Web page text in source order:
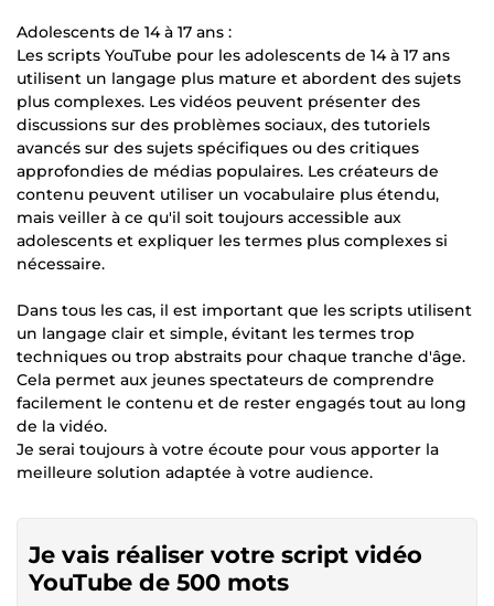
Adolescents de 14 à 17 ans :
Les scripts YouTube pour les adolescents de 14 à 17 ans
utilisent un langage plus mature et abordent des sujets
plus complexes. Les vidéos peuvent présenter des
discussions sur des problèmes sociaux, des tutoriels
avancés sur des sujets spécifiques ou des critiques
approfondies de médias populaires. Les créateurs de
contenu peuvent utiliser un vocabulaire plus étendu,
mais veiller à ce qu'il soit toujours accessible aux
adolescents et expliquer les termes plus complexes si
nécessaire.
Dans tous les cas, il est important que les scripts utilisent
un langage clair et simple, évitant les termes trop
techniques ou trop abstraits pour chaque tranche d'âge.
Cela permet aux jeunes spectateurs de comprendre
facilement le contenu et de rester engagés tout au long
de la vidéo.
Je serai toujours à votre écoute pour vous apporter la
meilleure solution adaptée à votre audience.
Je vais réaliser votre script vidéo
YouTube de 500 mots